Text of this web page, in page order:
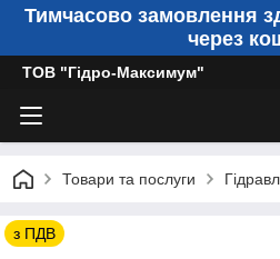
Тимчасово замовлення
через
ТОВ "Гідро-Максимум"
Товари та послуги
з ПДВ